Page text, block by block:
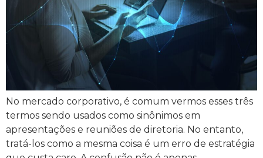
No mercado corporativo, é comum vermos esses três
termos sendo usados como sinônimos em
apresentações e reuniões de diretoria. No entanto,
tratá-los como a mesma coisa é um erro de estratégia